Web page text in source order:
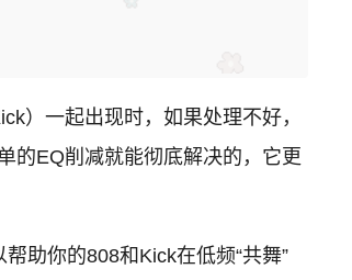
）一起出现时，如果处理不好，
的EQ削减就能彻底解决的，它更
助你的808和Kick在低频“共舞”